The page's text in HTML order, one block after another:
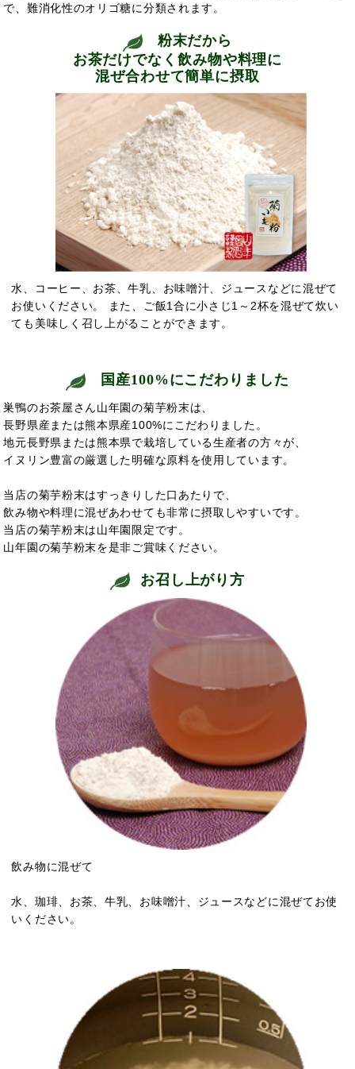
で、難消化性のオリゴ糖に分類されます。
粉末だから
お茶だけでなく飲み物や料理に
混ぜ合わせて簡単に摂取
水、コーヒー、お茶、牛乳、お味噌汁、ジュースなどに混ぜて
お使いください。 また、ご飯1合に小さじ1～2杯を混ぜて炊い
ても美味しく召し上がることができます。
国産100%にこだわりました
巣鴨のお茶屋さん山年園の菊芋粉末は、
長野県産または熊本県産100%にこだわりました。
地元長野県または熊本県で栽培している生産者の方々が、
イヌリン豊富の厳選した明確な原料を使用しています。
当店の菊芋粉末はすっきりした口あたりで、
飲み物や料理に混ぜあわせても非常に摂取しやすいです。
当店の菊芋粉末は山年園限定です。
山年園の菊芋粉末を是非ご賞味ください。
お召し上がり方
飲み物に混ぜて
水、珈琲、お茶、牛乳、お味噌汁、ジュースなどに混ぜてお使
いください。